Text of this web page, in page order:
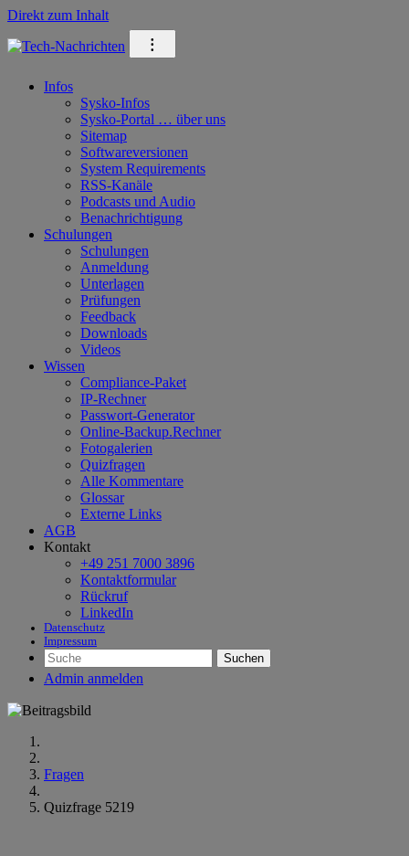
Direkt zum Inhalt
⁝
Infos
Sysko-Infos
Sysko-Portal … über uns
Sitemap
Softwareversionen
System Requirements
RSS-Kanäle
Podcasts und Audio
Benachrichtigung
Schulungen
Schulungen
Anmeldung
Unterlagen
Prüfungen
Feedback
Downloads
Videos
Wissen
Compliance-Paket
IP-Rechner
Passwort-Generator
Online-Backup.Rechner
Fotogalerien
Quizfragen
Alle Kommentare
Glossar
Externe Links
AGB
Kontakt
+49 251 7000 3896
Kontaktformular
Rückruf
LinkedIn
Datenschutz
Impressum
Suchen
Admin anmelden
Fragen
Quizfrage 5219